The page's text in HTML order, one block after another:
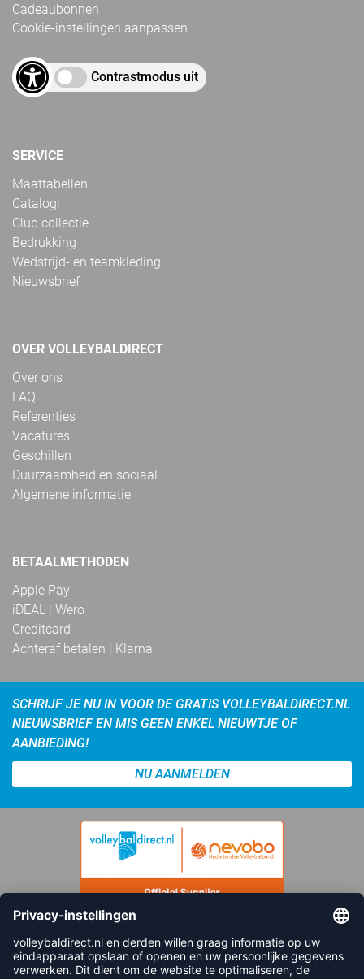
Cadeaubonnen
Cookie-instellingen aanpassen
Contrastmodus uit
SERVICE
Maattabellen
Catalogi
Club collectie
Bedrukking
Wedstrijd- en teamkleding
Nieuwsbrief
OVER VOLLEYBALDIRECT
Over ons
FAQ
Referenties
Vacatures
Geschillen
Duurzaamheid en sociaal
Algemene informatie
BETAALMETHODEN
Apple Pay
iDEAL | Wero
Creditcard
Achteraf betalen | Klarna
SCHRIJF JE NU IN VOOR DE GRATIS VOLLEYBALDIRECT.NL
NIEUWSBRIEF EN MIS GEEN ENKEL NIEUWTJE OF
AANBIEDING!
NU AANMELDEN